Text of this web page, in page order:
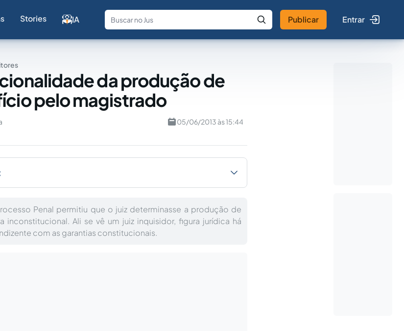
Stories IA
Fale com a IA Buscar no Jus
Publicar Entrar
da produção de
pelo magistrado
05/06/2013 às 15:44
Penal permitiu que o juiz determinasse a produção de
inconstitucional. Ali se vê um juiz inquisidor, figura jurídica há
com as garantias constitucionais.